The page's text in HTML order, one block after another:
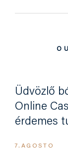
Üdvözlő
Online
érdemes
7.AGOSTO